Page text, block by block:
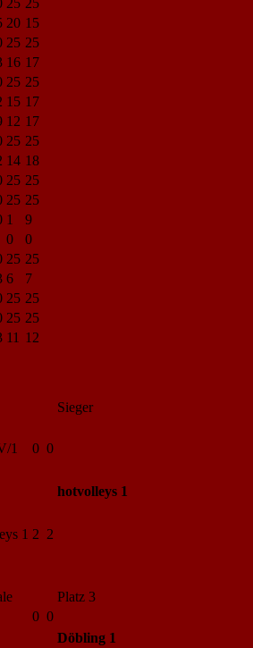
25 25
20 15
25 25
16 17
25 25
15 17
12 17
25 25
14 18
25 25
25 25
1
9
0
0
25 25
6
7
25 25
25 25
11 12
Sieger
1
0 0
hotvolleys 1
1 2 2
Platz 3
0 0
Döbling 1